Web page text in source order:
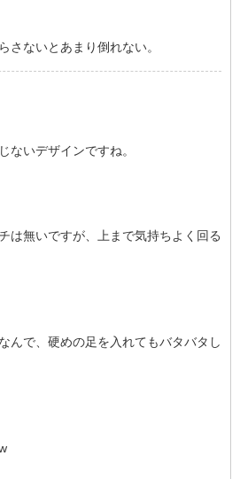
さないとあまり倒れない。
ないデザインですね。
は無いですが、上まで気持ちよく回る
んで、硬めの足を入れてもバタバタし